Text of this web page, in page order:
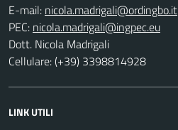
E-mail:
PEC:
Dott. Nicola Madrigali
Cellulare: (+39) 3398814928
LINK UTILI